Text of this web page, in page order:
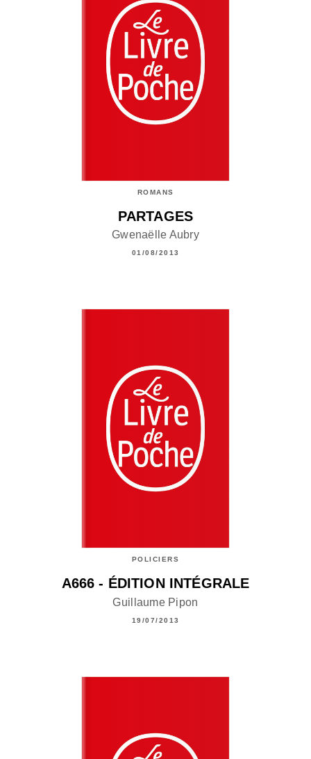
ROMANS
PARTAGES
Gwenaëlle Aubry
01/08/2013
POLICIERS
A666 - ÉDITION INTÉGRALE
Guillaume Pipon
19/07/2013